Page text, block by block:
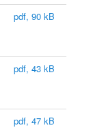
pdf, 90 kB
pdf, 43 kB
pdf, 47 kB